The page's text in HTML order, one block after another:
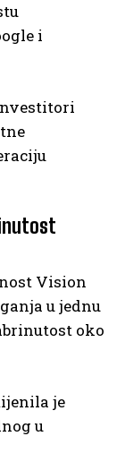
i
Vision
u jednu
oko
je
u